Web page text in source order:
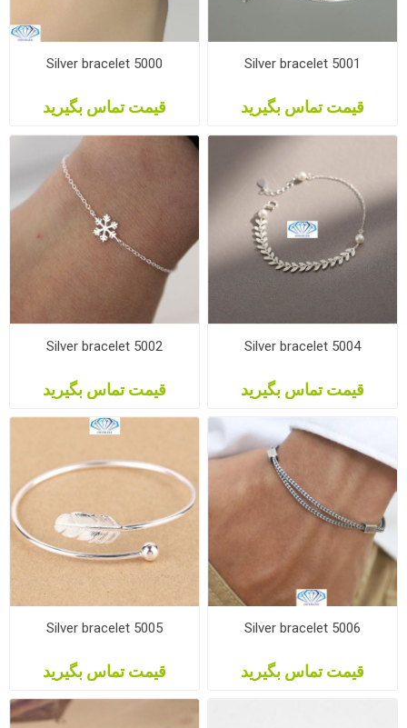
Silver bracelet 5000
قیمت تماس بگیرید
Silver bracelet 5001
قیمت تماس بگیرید
Silver bracelet 5002
قیمت تماس بگیرید
Silver bracelet 5004
قیمت تماس بگیرید
Silver bracelet 5005
قیمت تماس بگیرید
Silver bracelet 5006
قیمت تماس بگیرید